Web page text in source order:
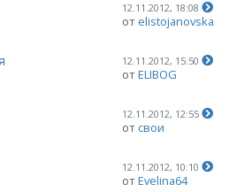
12.11.2012, 18:08
отelistojanovska
12.11.2012, 15:50
отELIBOG
12.11.2012, 12:55
отсвои
12.11.2012, 10:10
отEvelina64